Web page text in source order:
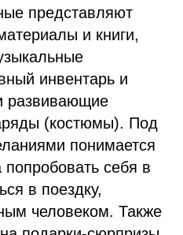
представляют
и книги,
инвентарь и
развивающие
(костюмы). Под
понимается
себя в
в поездку,
человеком. Также